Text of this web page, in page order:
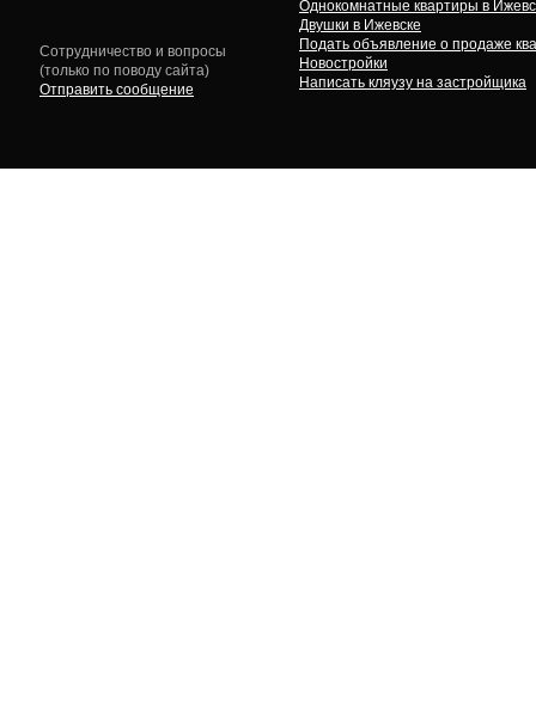
Сотрудничество и вопросы
(только по поводу сайта)
Отправить сообщение
Однокомнатные квартиры в
Двушки в Ижевске
Подать объявление о продаже
Новостройки
Написать кляузу на застройщика